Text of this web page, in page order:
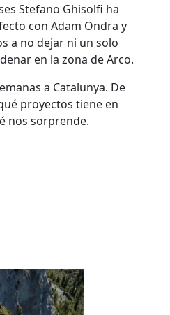
Stefano Ghisolfi ha
con Adam Ondra y
a no dejar ni un solo
en la zona de Arco.
a Catalunya. De
proyectos tiene en
nos sorprende.